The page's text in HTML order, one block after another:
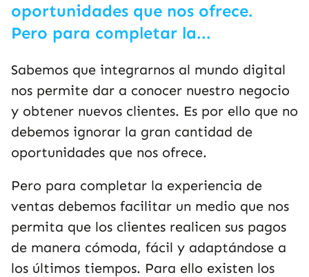
oportunidades que nos ofrece.
Pero para completar la...
Sabemos que integrarnos al mundo digital
nos permite dar a conocer nuestro negocio
y obtener nuevos clientes. Es por ello que no
debemos ignorar la gran cantidad de
oportunidades que nos ofrece.
Pero para completar la experiencia de
ventas debemos facilitar un medio que nos
permita que los clientes realicen sus pagos
de manera cómoda, fácil y adaptándose a
los últimos tiempos. Para ello existen los